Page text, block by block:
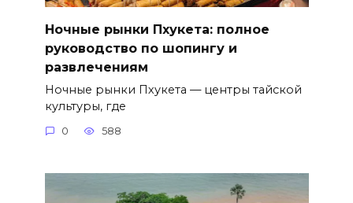
Ночные рынки Пхукета: полное
руководство по шопингу и
развлечениям
Ночные рынки Пхукета — центры тайской
культуры, где
0 588